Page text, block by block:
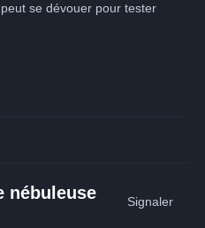
se dévouer pour tester
nébuleuse Signaler